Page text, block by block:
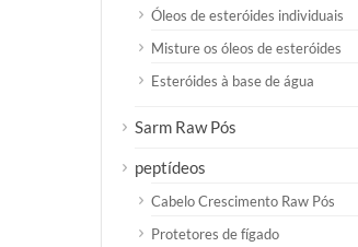
Óleos de esteróides individuais
Misture os óleos de esteróides
Esteróides à base de água
Sarm Raw Pós
peptídeos
Cabelo Crescimento Raw Pós
Protetores de fígado